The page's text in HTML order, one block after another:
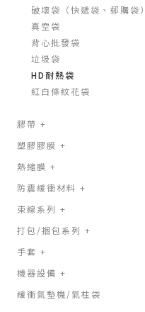
破壞袋（快遞袋、郵購袋）
真空袋
背心批發袋
垃圾袋
HD耐熱袋
紅白條紋花袋
膠帶 +
塑膠膠膜 +
熱縮膜 +
防震緩衝材料 +
束線系列 +
打包/捆包系列 +
手套 +
機器設備 +
緩衝氣墊機/氣柱袋